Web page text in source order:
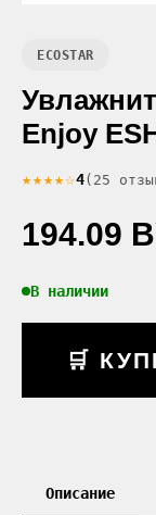
ECOSTAR
Enjoy
★★★★☆4(25
194.09
В наличии
🛒
Описание